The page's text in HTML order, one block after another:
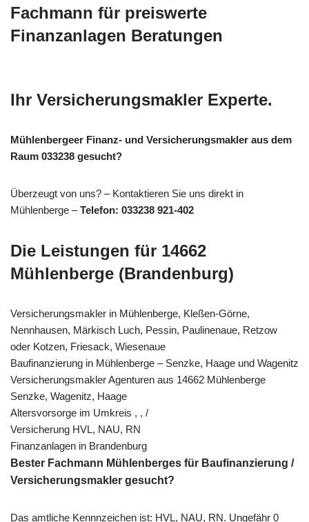
Fachmann für preiswerte
Finanzanlagen Beratungen
Ihr Versicherungsmakler Experte.
Mühlenbergeer Finanz- und Versicherungsmakler aus dem
Raum 033238 gesucht?
Überzeugt von uns? – Kontaktieren Sie uns direkt in
Mühlenberge –Telefon: 033238 921-402
Die Leistungen für 14662
Mühlenberge (Brandenburg)
Versicherungsmakler in Mühlenberge, Kleßen-Görne,
Nennhausen, Märkisch Luch, Pessin, Paulinenaue, Retzow
oder Kotzen, Friesack, Wiesenaue
Baufinanzierung in Mühlenberge – Senzke, Haage und Wagenitz
Versicherungsmakler Agenturen aus 14662 Mühlenberge
Senzke, Wagenitz, Haage
Altersvorsorge im Umkreis , , /
Versicherung HVL, NAU, RN
Finanzanlagen in Brandenburg
Bester Fachmann Mühlenberges für Baufinanzierung /
Versicherungsmakler gesucht?
Das amtliche Kennnzeichen ist: HVL, NAU, RN. Ungefähr 0